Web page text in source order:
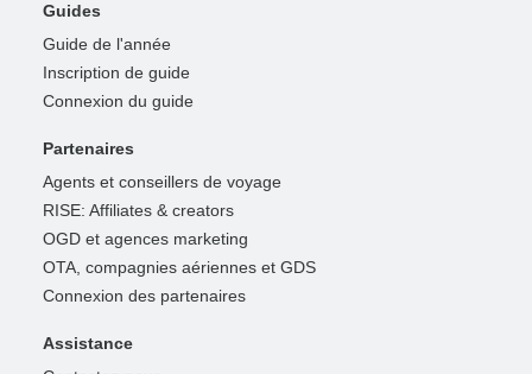
Guides
Guide de l'année
Inscription de guide
Connexion du guide
Partenaires
Agents et conseillers de voyage
RISE: Affiliates & creators
OGD et agences marketing
OTA, compagnies aériennes et GDS
Connexion des partenaires
Assistance